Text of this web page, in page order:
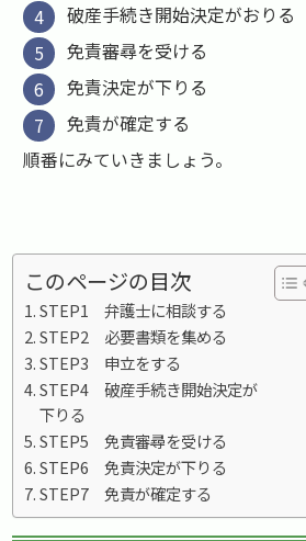
破産手続き開始決定がおりる
免責審尋を受ける
免責決定が下りる
免責が確定する
順番にみていきましょう。
このページの目次
STEP1 弁護士に相談する
STEP2 必要書類を集める
STEP3 申立をする
STEP4 破産手続き開始決定が
下りる
STEP5 免責審尋を受ける
STEP6 免責決定が下りる
STEP7 免責が確定する